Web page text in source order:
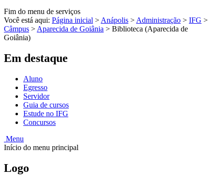
Fim do menu de serviços
Você está aqui: Página inicial >Anápolis >Administração > IFG >
Câmpus >Aparecida de Goiânia > Biblioteca (Aparecida de
Goiânia)
Em destaque
Aluno
Egresso
Servidor
Guia de cursos
Estude no IFG
Concursos
Menu
Início do menu principal
Logo